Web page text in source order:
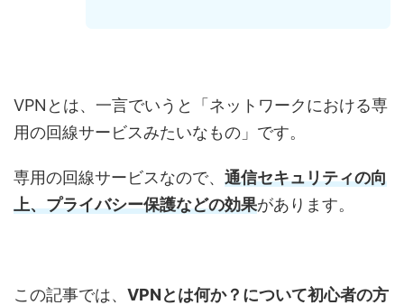
VPNとは、一言でいうと「ネットワークにおける専
用の回線サービスみたいなもの」です。
専用の回線サービスなので、 通信セキュリティの向
上、プライバシー保護などの効果があります。
この記事では、 VPNとは何か？について初心者の方